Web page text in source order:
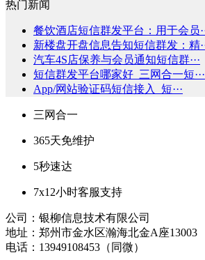
热门新闻
餐饮酒店短信群发平台：用于会员
新楼盘开盘信息告知短信群发：精
汽车4S店保养与会员通知短信群···
短信群发平台哪家好_三网合一短···
App/网站验证码短信接入_短···
三网合一
365天免维护
5秒速达
7x12小时客服支持
公司：银柳信息技术有限公司
地址：郑州市金水区瀚海北金A座13003
电话：13949108453（同微）